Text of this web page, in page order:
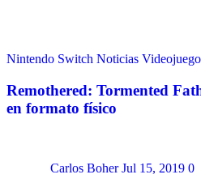
Nintendo Switch Noticias
Remothered: Tormented
en formato físico
Carlos Boher Jul 15, 2019 0